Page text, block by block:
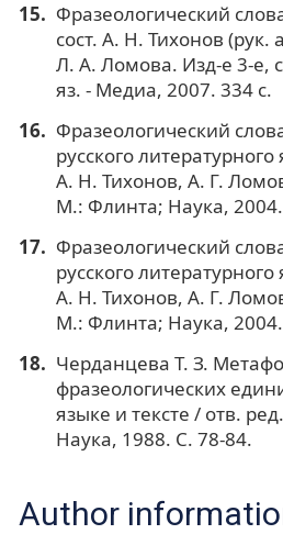
Фразеологический
сост. А. Н. Тихонов (рук.
Л. А. Ломова. Изд-е 3-е,
яз. - Медиа, 2007. 334 с.
Фразеологический
русского литературного
А. Н. Тихонов, А. Г.
М.: Флинта; Наука, 2004.
Фразеологический
русского литературного
А. Н. Тихонов, А. Г.
М.: Флинта; Наука, 2004.
Черданцева Т. З.
фразеологических
языке и тексте / отв.
Наука, 1988. С. 78-84.
Author